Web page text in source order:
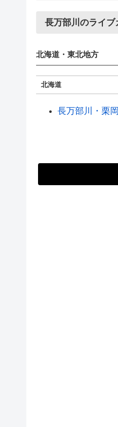
長万部川のライブ
北海道・東北地方
北海道
長万部川・栗